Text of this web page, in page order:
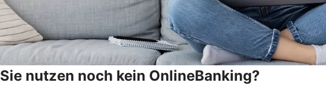
Sie nutzen noch kein OnlineBanking?